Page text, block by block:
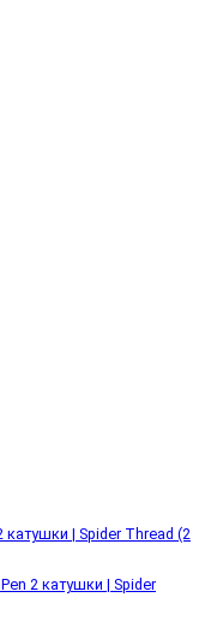
2 катушки | Spider